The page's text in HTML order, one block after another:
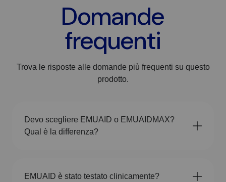
Domande
frequenti
Trova le risposte alle domande più frequenti su questo
prodotto.
Devo scegliere EMUAID o EMUAIDMAX?
Qual è la differenza?
EMUAID è stato testato clinicamente?